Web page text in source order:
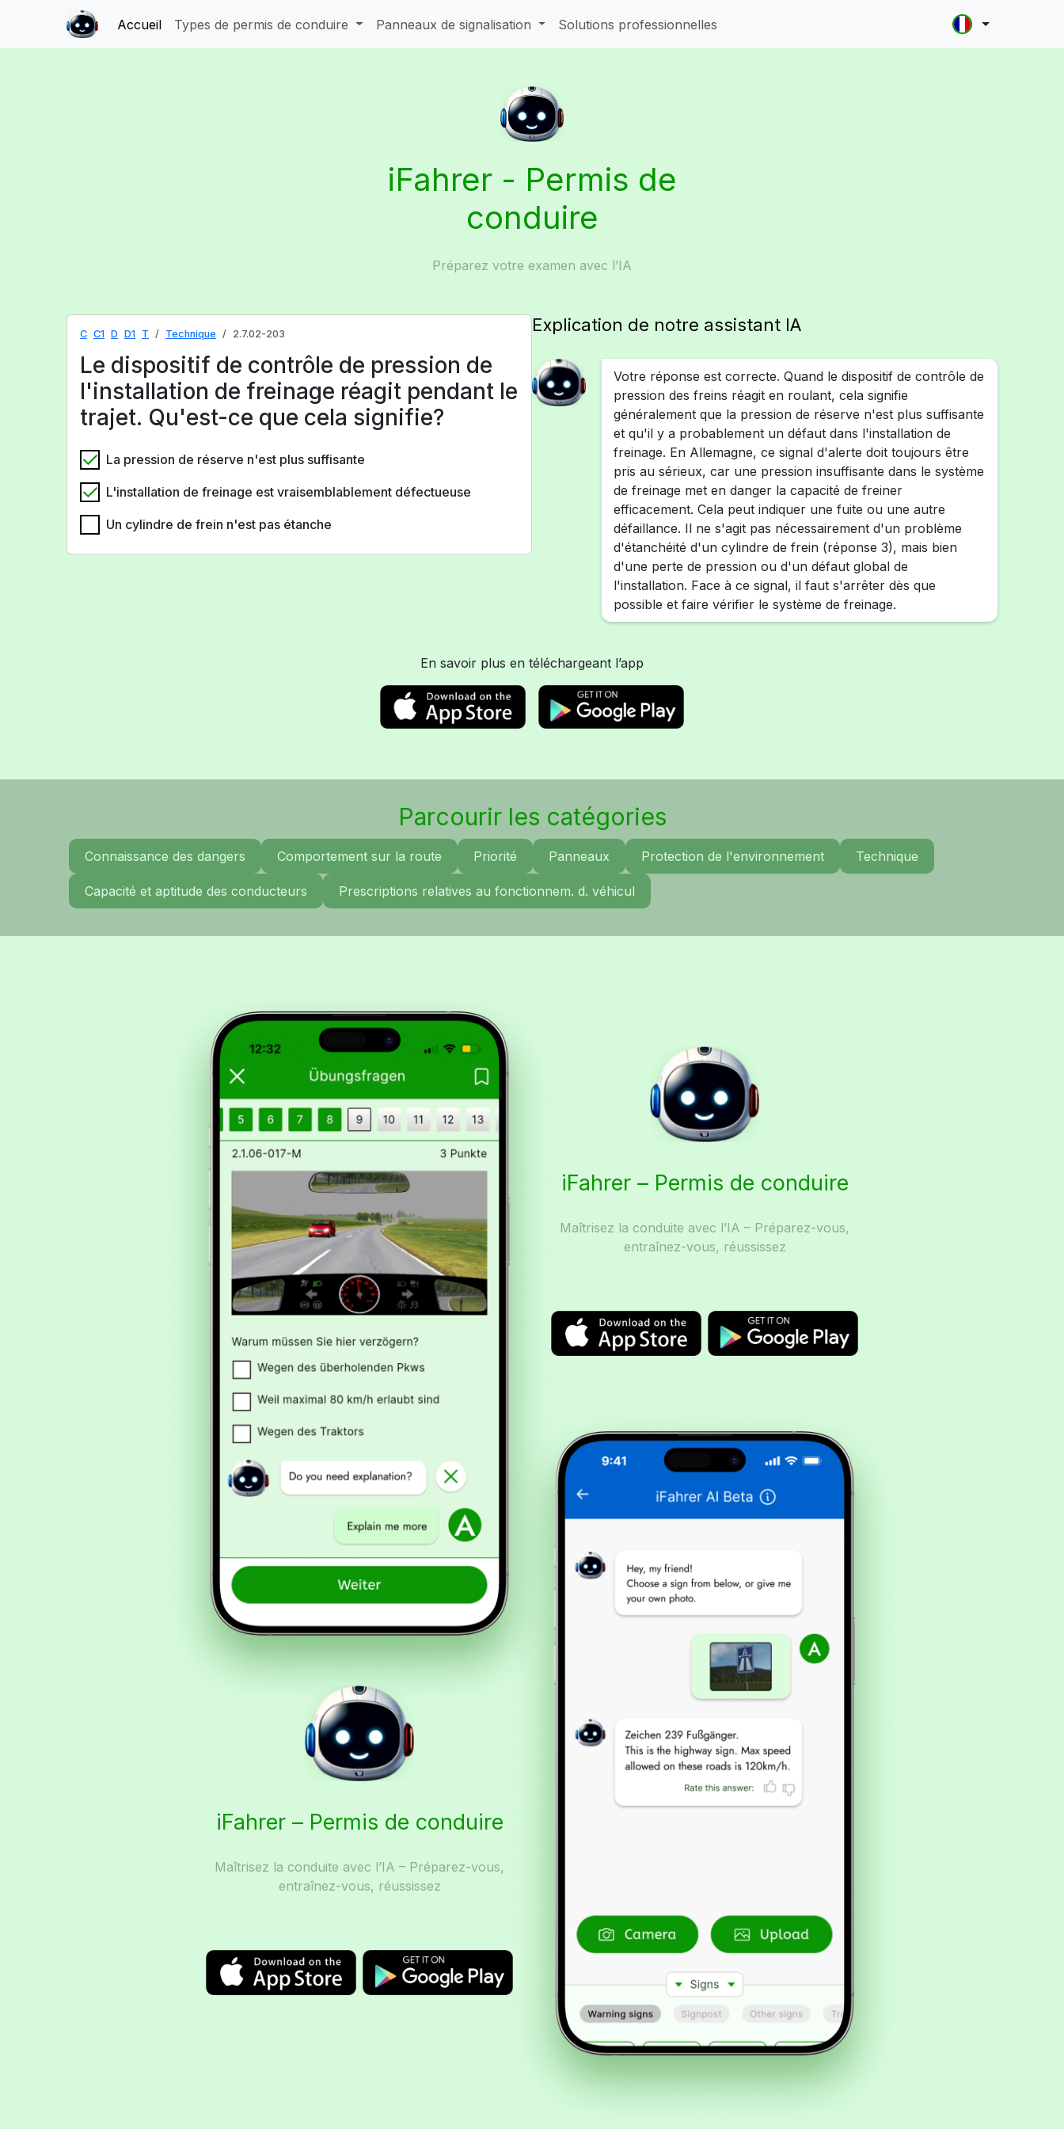
Accueil Types de permis de conduire Panneaux de signalisation Solutions professionnelles
iFahrer - Permis de
conduire
Préparez votre examen avec l’IA
C C1 D D1 T Technique 2.7.02-203
Le dispositif de contrôle de pression de
l'installation de freinage réagit pendant le
trajet. Qu'est-ce que cela signifie?
La pression de réserve n'est plus suffisante
L'installation de freinage est vraisemblablement défectueuse
Un cylindre de frein n'est pas étanche
Explication de notre assistant IA
Votre réponse est correcte. Quand le dispositif de contrôle de
pression des freins réagit en roulant, cela signifie
généralement que la pression de réserve n'est plus suffisante
et qu'il y a probablement un défaut dans l'installation de
freinage. En Allemagne, ce signal d'alerte doit toujours être
pris au sérieux, car une pression insuffisante dans le système
de freinage met en danger la capacité de freiner
efficacement. Cela peut indiquer une fuite ou une autre
défaillance. Il ne s'agit pas nécessairement d'un problème
d'étanchéité d'un cylindre de frein (réponse 3), mais bien
d'une perte de pression ou d'un défaut global de
l'installation. Face à ce signal, il faut s'arrêter dès que
possible et faire vérifier le système de freinage.
En savoir plus en téléchargeant l’app
Parcourir les catégories
Connaissance des dangers Comportement sur la route Priorité Panneaux Protection de l'environnement Technique
Capacité et aptitude des conducteurs Prescriptions relatives au fonctionnem. d. véhicul
iFahrer – Permis de conduire
Maîtrisez la conduite avec l’IA – Préparez-vous,
entraînez-vous, réussissez
iFahrer – Permis de conduire
Maîtrisez la conduite avec l’IA – Préparez-vous,
entraînez-vous, réussissez